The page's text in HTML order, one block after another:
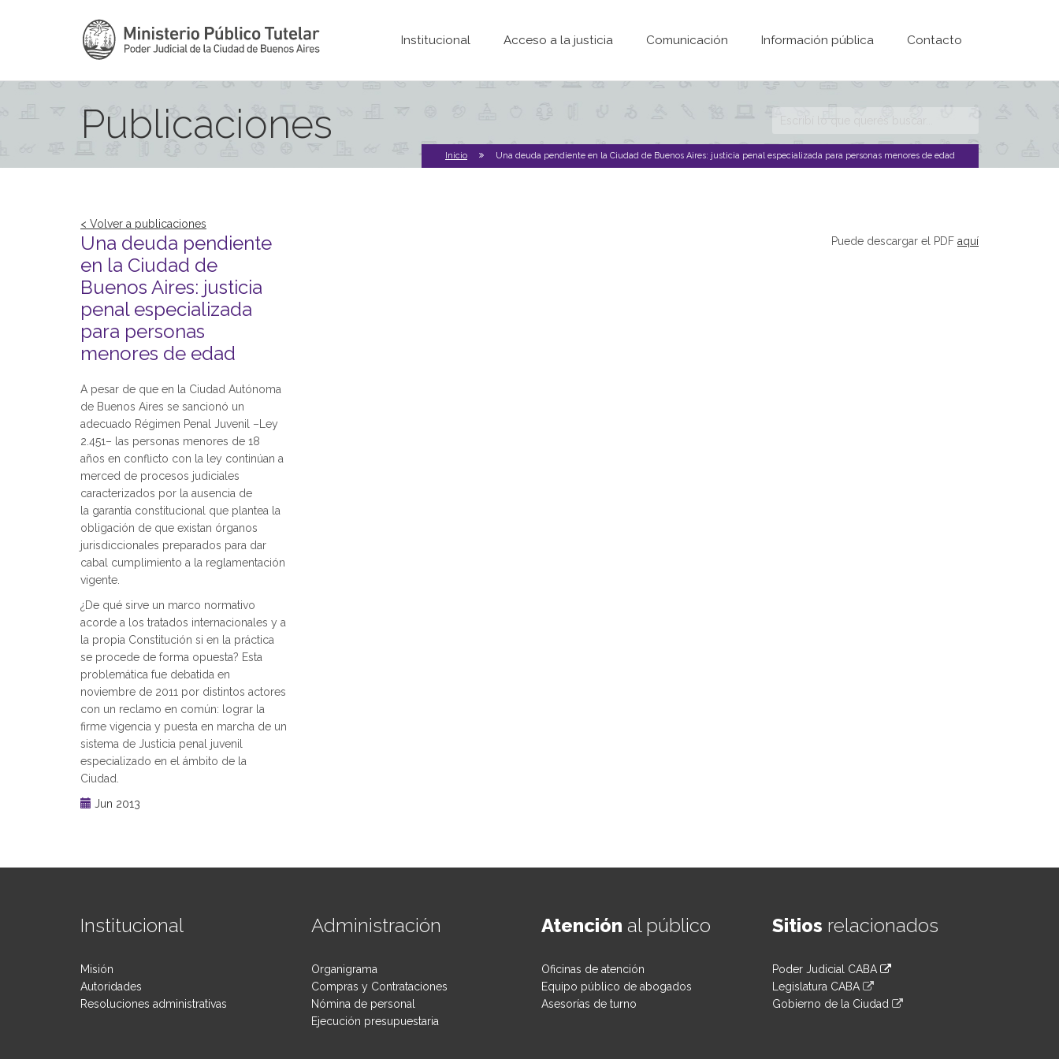
Institucional Acceso a la justicia Comunicación Información pública Contacto
Publicaciones
Formulario de
búsqueda
Inicio Una deuda pendiente en la Ciudad de Buenos Aires: justicia penal especializada para personas menores de edad
< Volver a publicaciones
Una deuda pendiente
en la Ciudad de
Buenos Aires: justicia
penal especializada
para personas
menores de edad
A pesar de que en la Ciudad Autónoma
de Buenos Aires se sancionó un
adecuado Régimen Penal Juvenil –Ley
2.451– las personas menores de 18
años en conflicto con la ley continúan a
merced de procesos judiciales
caracterizados por la ausencia de
la garantía constitucional que plantea la
obligación de que existan órganos
jurisdiccionales preparados para dar
cabal cumplimiento a la reglamentación
vigente.
¿De qué sirve un marco normativo
acorde a los tratados internacionales y a
la propia Constitución si en la práctica
se procede de forma opuesta? Esta
problemática fue debatida en
noviembre de 2011 por distintos actores
con un reclamo en común: lograr la
firme vigencia y puesta en marcha de un
sistema de Justicia penal juvenil
especializado en el ámbito de la
Ciudad.
Jun 2013
Puede descargar el PDF aquí
Institucional
Misión
Autoridades
Resoluciones administrativas
Administración
Organigrama
Compras y Contrataciones
Nómina de personal
Ejecución presupuestaria
Atención al público
Oficinas de atención
Equipo público de abogados
Asesorías de turno
Sitios relacionados
Poder Judicial CABA
Legislatura CABA
Gobierno de la Ciudad